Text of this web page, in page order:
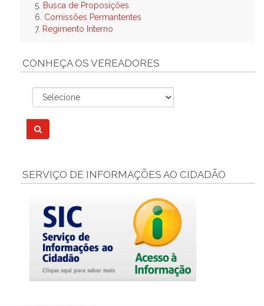
5. Busca de Proposições
6. Comissões Permantentes
7. Regimento Interno
CONHEÇA OS VEREADORES
SERVIÇO DE INFORMAÇÕES AO CIDADÃO